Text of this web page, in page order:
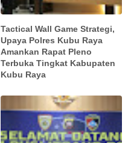
Tactical Wall Game Strategi,
Upaya Polres Kubu Raya
Amankan Rapat Pleno
Terbuka Tingkat Kabupaten
Kubu Raya